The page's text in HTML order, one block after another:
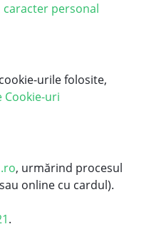
personal
urile folosite,
Cookie-uri
, urmărind procesul
online cu cardul).
.